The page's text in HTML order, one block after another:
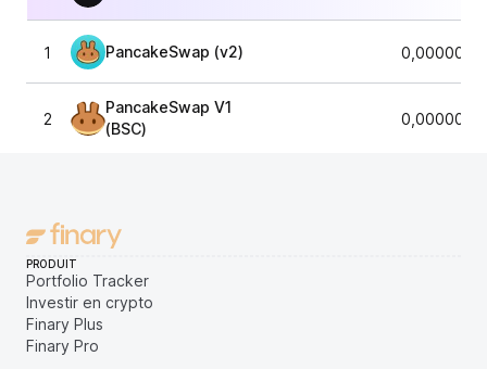
1 PancakeSwap (v2)
2
PancakeSwap V1
(BSC)
PRODUIT
Portfolio Tracker
Investir en crypto
Finary Plus
Finary Pro